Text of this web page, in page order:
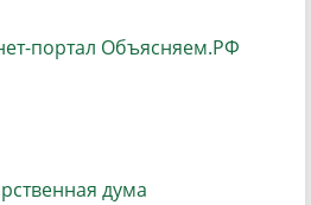
портал Объясняем.РФ
дума